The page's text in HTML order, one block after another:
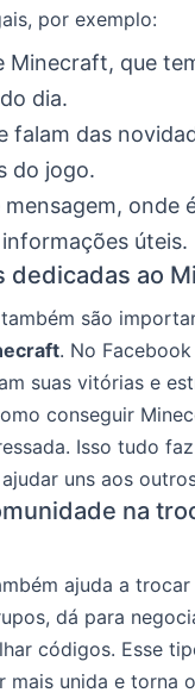
por exemplo:
Minecraft, que
dia.
falam das
do jogo.
mensagem, onde
úteis.
dedicadas ao
são
. No
suas vitórias e
conseguir
Isso tudo
uns aos
na
ajuda a
dá para
códigos. Esse
mais unida e torna